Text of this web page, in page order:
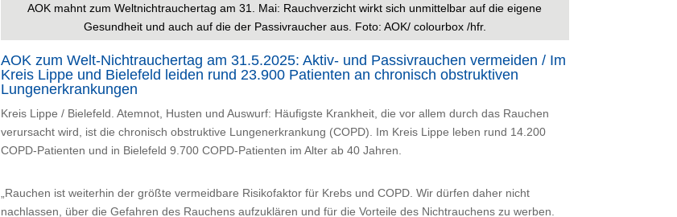
AOK mahnt zum Weltnichtrauchertag am 31. Mai: Rauchverzicht wirkt sich unmittelbar auf die eigene
Gesundheit und auch auf die der Passivraucher aus. Foto: AOK/ colourbox /hfr.
AOK zum Welt-Nichtrauchertag am 31.5.2025: Aktiv- und Passivrauchen vermeiden / Im
Kreis Lippe und Bielefeld leiden rund 23.900 Patienten an chronisch obstruktiven
Lungenerkrankungen
Kreis Lippe / Bielefeld. Atemnot, Husten und Auswurf: Häufigste Krankheit, die vor allem durch das Rauchen
verursacht wird, ist die chronisch obstruktive Lungenerkrankung (COPD). Im Kreis Lippe leben rund 14.200
COPD-Patienten und in Bielefeld 9.700 COPD-Patienten im Alter ab 40 Jahren.
„Rauchen ist weiterhin der größte vermeidbare Risikofaktor für Krebs und COPD. Wir dürfen daher nicht
nachlassen, über die Gefahren des Rauchens aufzuklären und für die Vorteile des Nichtrauchens zu werben.